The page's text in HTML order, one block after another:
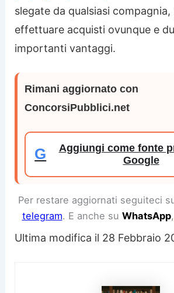
slegate da qualsiasi
effettuare acquisti ovunque e
importanti vantaggi.
Rimani aggiornato con
ConcorsiPubblici.net
G
Aggiungi come fonte
Google
Per restare aggiornati seguiteci
telegram. E anche su WhatsApp,
Ultima modifica il 28 Febbraio